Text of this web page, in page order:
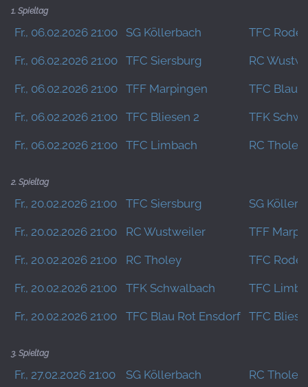
1. Spieltag
Fr., 06.02.2026 21:00 SG Köllerbach TFC
Fr., 06.02.2026 21:00 TFC Siersburg RC
Fr., 06.02.2026 21:00 TFF Marpingen TFC Blau
Fr., 06.02.2026 21:00 TFC Bliesen 2 TFK
Fr., 06.02.2026 21:00 TFC Limbach RC Tholey
2. Spieltag
Fr., 20.02.2026 21:00 TFC Siersburg SG
Fr., 20.02.2026 21:00 RC Wustweiler TFF
Fr., 20.02.2026 21:00 RC Tholey TFC
Fr., 20.02.2026 21:00 TFK Schwalbach TFC
Fr., 20.02.2026 21:00 TFC Blau Rot Ensdorf TFC
3. Spieltag
Fr., 27.02.2026 21:00 SG Köllerbach RC Tholey